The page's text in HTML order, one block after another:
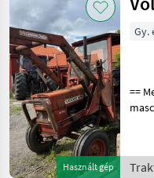
for
Használt gép
Gy.
==
See